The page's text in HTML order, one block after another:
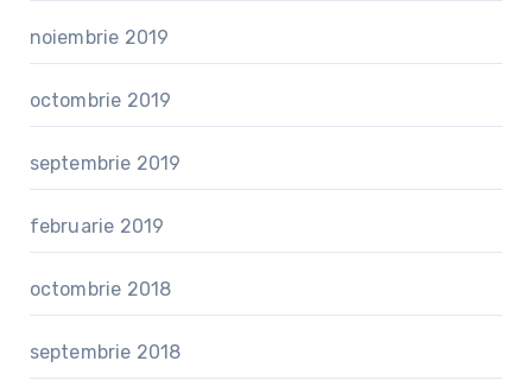
noiembrie 2019
octombrie 2019
septembrie 2019
februarie 2019
octombrie 2018
septembrie 2018